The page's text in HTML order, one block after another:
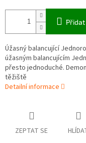
Úžasný balancující
úžasným balancujícím
přesto jednoduché.
těžiště
Detailní informace
ZEPTAT SE